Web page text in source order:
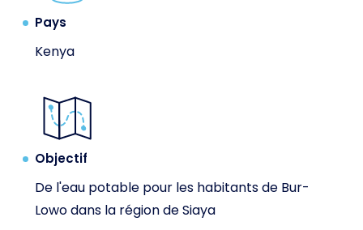
Pays
Kenya
Objectif
De l'eau potable pour les habitants de Bur-
Lowo dans la région de Siaya